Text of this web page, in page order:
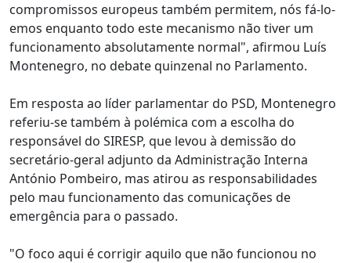
compromissos europeus também permitem, nós fá-lo-
emos enquanto todo este mecanismo não tiver um
funcionamento absolutamente normal", afirmou Luís
Montenegro, no debate quinzenal no Parlamento.
Em resposta ao líder parlamentar do PSD, Montenegro
referiu-se também à polémica com a escolha do
responsável do SIRESP, que levou à demissão do
secretário-geral adjunto da Administração Interna
António Pombeiro, mas atirou as responsabilidades
pelo mau funcionamento das comunicações de
emergência para o passado.
"O foco aqui é corrigir aquilo que não funcionou no